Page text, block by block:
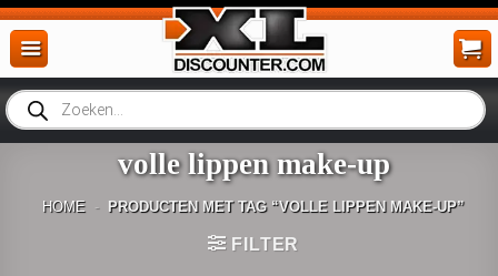
Ga
naar
inhoud
Producten
zoeken
volle lippen make-up
HOME - PRODUCTEN MET TAG “VOLLE LIPPEN MAKE-UP”
FILTER